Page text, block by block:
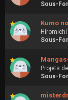
Sous-
Kumo
Sous-
Projets
Sous-